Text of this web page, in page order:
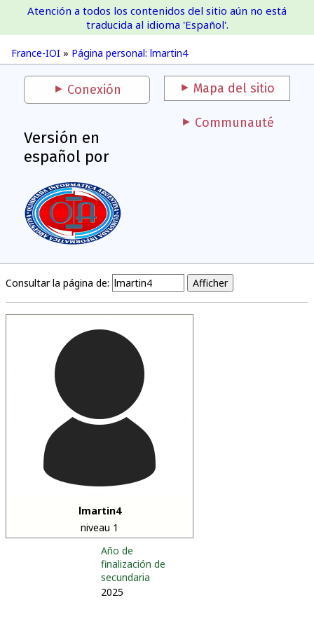
France-IOI
France-IOI » Página personal: lmartin4
Atención a todos los contenidos del sitio aún no está
traducida al idioma 'Español'.
Conexión Mapa del sitio
Versión en
español por
Communauté
Consultar la página de:
lmartin4
niveau 1
Año de
finalización de
secundaria
2025